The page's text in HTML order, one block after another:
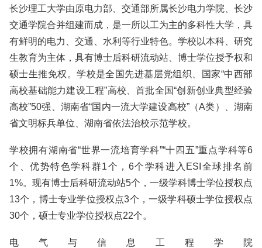
长沙理工大学由原电力部、交通部所属长沙电力学院、长沙
交通学院合并组建而成，是一所以工为主的多科性大学，具
有鲜明的电力、交通、水利等行业特色。学校以本科、研究
生教育为主体，具有博士后科研流动站、博士学位授予权和
硕士生推免权。学校是全国先进基层党组织、国家“中西部
高校基础能力建设工程”高校、首批全国“创新创业典型经验
高校”50强、湖南省“国内一流大学建设高校”（A类）、湖南
省文明标兵单位、湖南省依法治校示范学校。
学校拥有湖南省“世界一流培育学科”“十四五”重点学科等6
个、优势特色学科群1个，6个学科进入ESI全球排名前
1%。现有博士后科研流动站5个，一级学科博士学位授权点
13个，博士专业学位授权点3个，一级学科硕士学位授权点
30个，硕士专业学位授权点22个。
电气与信息工程学院